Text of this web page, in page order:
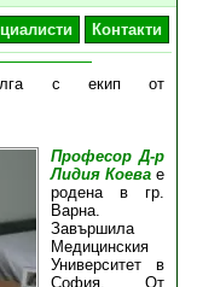
Контакти
с екип от
Професор Д-р
Лидия Коева е
родена в гр.
Варна.
Завършила
Медицинския
Университет в
София. От